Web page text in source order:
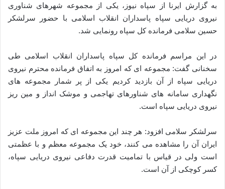
به گزارش ایرنا از سپاه نیوز، یکی از مجموعه شهرهای شناوری
نیروی دریایی سپاه پاسداران انقلاب اسلامی با حضور سرلشکر
حسین سلامی فرمانده کل سپاه رونمایی شد.
در این مراسم فرمانده کل سپاه پاسداران انقلاب اسلامی طی
سخنانی گفت: مجموعه ای که امروز به اتفاق فرمانده محترم نیروی
دریایی سپاه از آن بازدید کردیم یکی از پر شمار مجموعه های
نگهداری سامانه های شناورهای تهاجمی و موشک انداز و مین ریز
نیروی دریایی سپاه است.
سرلشکر سلامی افزود: هر چند این مجموعه ای که امروز ملت عزیز
ایران آن را مشاهده می کنند، خود یک مجموعه معظم و با عظمتی
است ولی در قیاس با تمامیت قدرت دفاعی نیروی دریایی سپاه،
کسر کوچکی از آن است.